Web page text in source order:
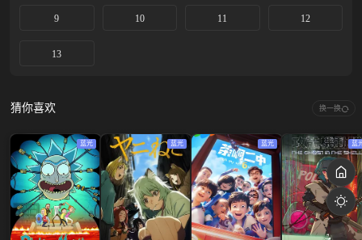
9 10 11 12
13
猜你喜欢 换一换
蓝光 蓝光 蓝光 蓝